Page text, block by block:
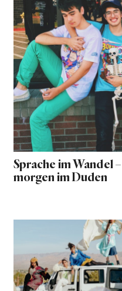
Sprache im Wandel
morgen im Duden